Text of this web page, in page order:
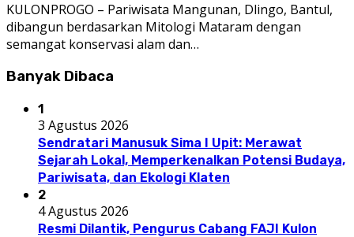
KULONPROGO – Pariwisata Mangunan, Dlingo, Bantul,
dibangun berdasarkan Mitologi Mataram dengan
semangat konservasi alam dan…
Banyak Dibaca
1
3 Agustus 2026
Sendratari Manusuk Sima I Upit: Merawat
Sejarah Lokal, Memperkenalkan Potensi Budaya,
Pariwisata, dan Ekologi Klaten
2
4 Agustus 2026
Resmi Dilantik, Pengurus Cabang FAJI Kulon